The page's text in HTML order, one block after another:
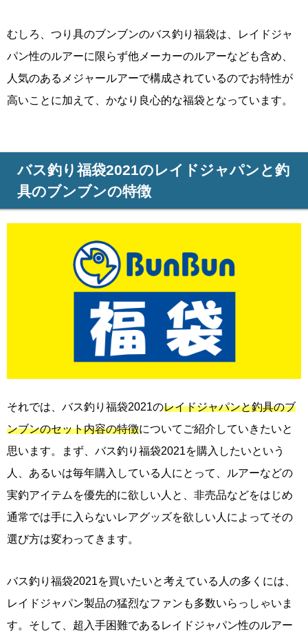
むしろ、つり具のブンブンのバス釣り福袋は、レイドジャ
パン性のルアーに限らず他メーカーのルアーなども含め、
人気のあるメジャールアーで構成されているのでお特性が
高いことに加えて、かなり良心的な福袋となっています。
バス釣り福袋2021のレイドジャパンと釣
具のブンブンの特徴
それでは、バス釣り福袋2021のレイドジャパンと釣具のブ
ンブンのセット内容の特徴についてご紹介していきたいと
思います。まず、バス釣り福袋2021を購入したいという
人、あるいは毎年購入している人にとって、ルアーなどの
実釣アイテムを優先的に欲しい人と、非売品などをはじめ
通常では手に入らないレアグッズを欲しい人によってその
選び方は変わってきます。
バス釣り福袋2021を買いたいと考えている人の多くには、
レイドジャパン製品の猛烈なファンも多数いらっしゃいま
す。そして、超入手困難であるレイドジャパン性のルアー